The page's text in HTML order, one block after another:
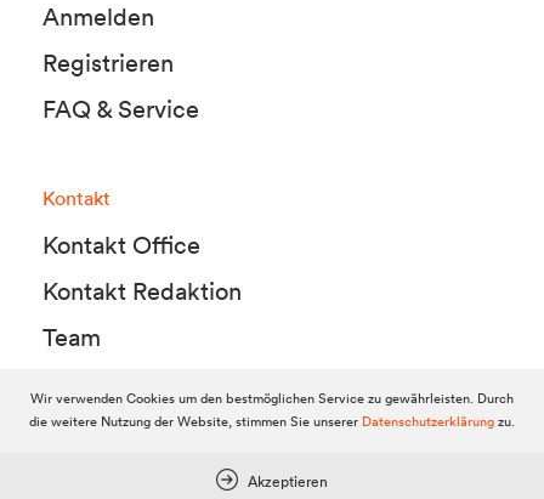
Anmelden
Registrieren
FAQ & Service
Kontakt
Kontakt Office
Kontakt Redaktion
Team
© 2010-2026 Dolomitenstadt.at
Wir verwenden Cookies um den bestmöglichen Service zu gewährleisten. Durch
die weitere Nutzung der Website, stimmen Sie unserer Datenschutzerklärungzu.
Akzeptieren